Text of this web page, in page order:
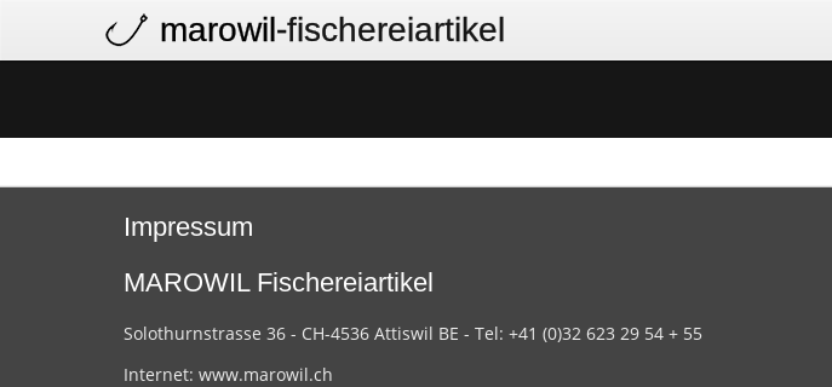
marowil-fischereiartikel
Impressum
MAROWIL Fischereiartikel
Solothurnstrasse 36 - CH-4536 Attiswil BE - Tel: +41 (0)32 623 29 54 + 55
Internet: www.marowil.ch